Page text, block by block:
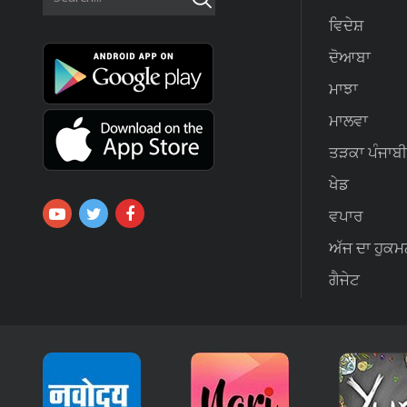
ਵਿਦੇਸ਼
ਦੋਆਬਾ
ਮਾਝਾ
ਮਾਲਵਾ
ਤੜਕਾ ਪੰਜਾਬੀ
ਖੇਡ
ਵਪਾਰ
ਅੱਜ ਦਾ
ਗੈਜੇਟ